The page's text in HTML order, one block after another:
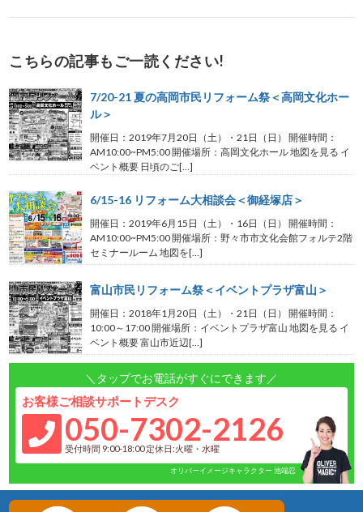
こちらの記事もご一読ください!
7/20-21 夏の高岡市民リフォーム祭＜高岡文化ホー
ル＞
開催日：2019年7月20日（土）・21日（日） 開催時間：
AM10:00~PM5:00 開催場所：高岡文化ホール 地図を見る イ
ベント概要 日頃のご[…]
6/15-16 リフォーム大相談会＜御経塚店＞
開催日：2019年6月15日（土）・16日（日） 開催時間：
AM10:00~PM5:00 開催場所：野々市市文化会館フォルテ2階
セミナールーム 地図を[…]
富山市民リフォーム祭＜イベントプラザ富山＞
開催日：2018年1月20日（土）・21日（日） 開催時間：
10:00～17:00 開催場所：イベントプラザ富山 地図を見る イ
ベント概要 富山市近辺[…]
＼タップでお電話がすぐにできます／
お客様ご相談サポートデスク
050-7302-2126
受付時間 9:00-18:00 定休日:火曜・水曜
オリバーイメージキャラクター 池端忍